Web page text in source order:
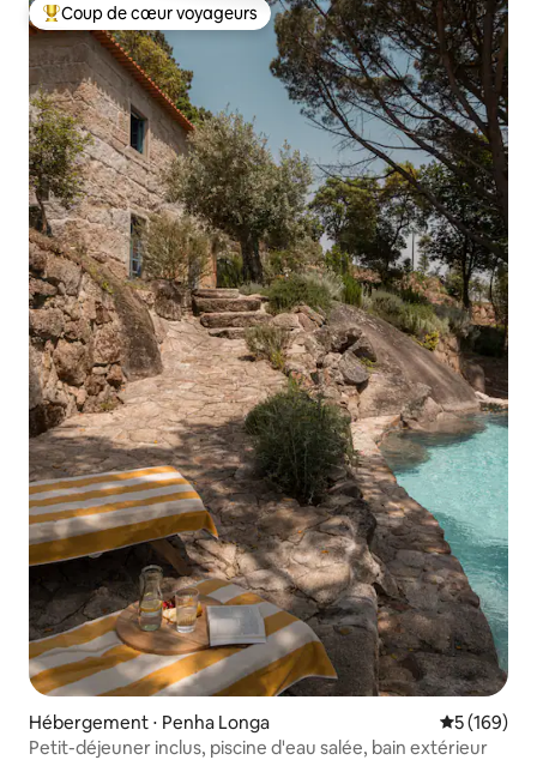
Coups de cœur voyageurs les plus appréciés
Coup de cœur voyageurs
Hébergement ⋅ Penha Longa Évaluation
5 (169)
Petit-déjeuner inclus, piscine d'eau salée, bain extérieur